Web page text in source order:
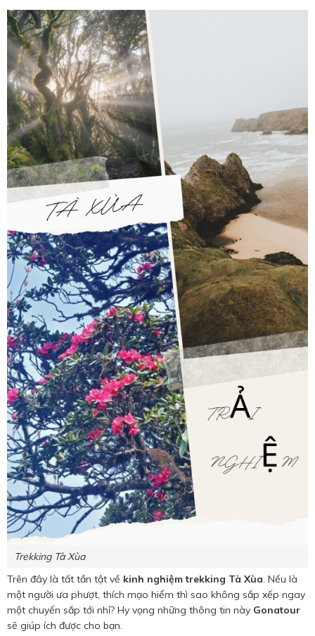
Trekking Tà Xùa
Trên đây là tất tần tật về kinh nghiệm trekking Tà Xùa. Nếu là
một người ưa phượt, thích mạo hiểm thì sao không sắp xếp ngay
một chuyến sắp tới nhỉ? Hy vọng những thông tin này Gonatour
sẽ giúp ích được cho bạn.